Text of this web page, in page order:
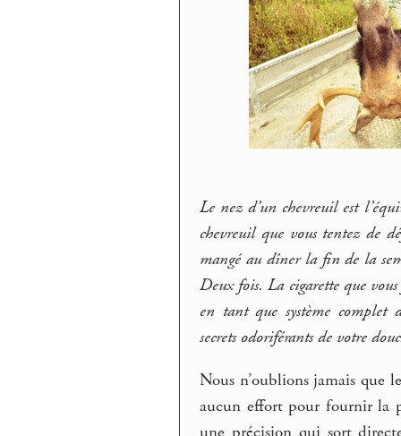
Le nez d’un chevreuil est
chevreuil que vous tentez de
mangé au dîner la fin de la
Deux fois. La cigarette que
en tant que système complet
secrets odoriférants de votre
Nous n’oublions jamais que
aucun effort pour fournir la